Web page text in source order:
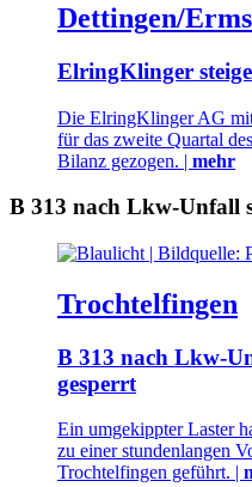
Dettingen/Erms
ElringKlinger
Die ElringKlinger AG
für das zweite Quartal
Bilanz gezogen. | mehr
B 313 nach Lkw-Unfall
Trochtelfingen
B 313 nach Lkw-
gesperrt
Ein umgekippter Laster
zu einer stundenlangen
Trochtelfingen geführt. |